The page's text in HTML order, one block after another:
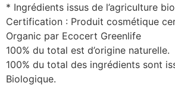
* Ingrédients issus de l’agriculture
Certification : Produit cosmétique
Organic par Ecocert Greenlife
100% du total est d’origine naturelle.
100% du total des ingrédients sont
Biologique.